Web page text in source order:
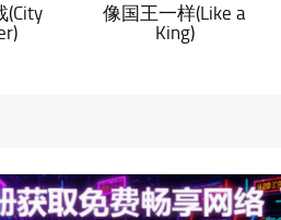
(City
像国王一样(Like a
King)